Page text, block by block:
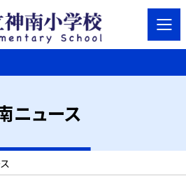
ニュース